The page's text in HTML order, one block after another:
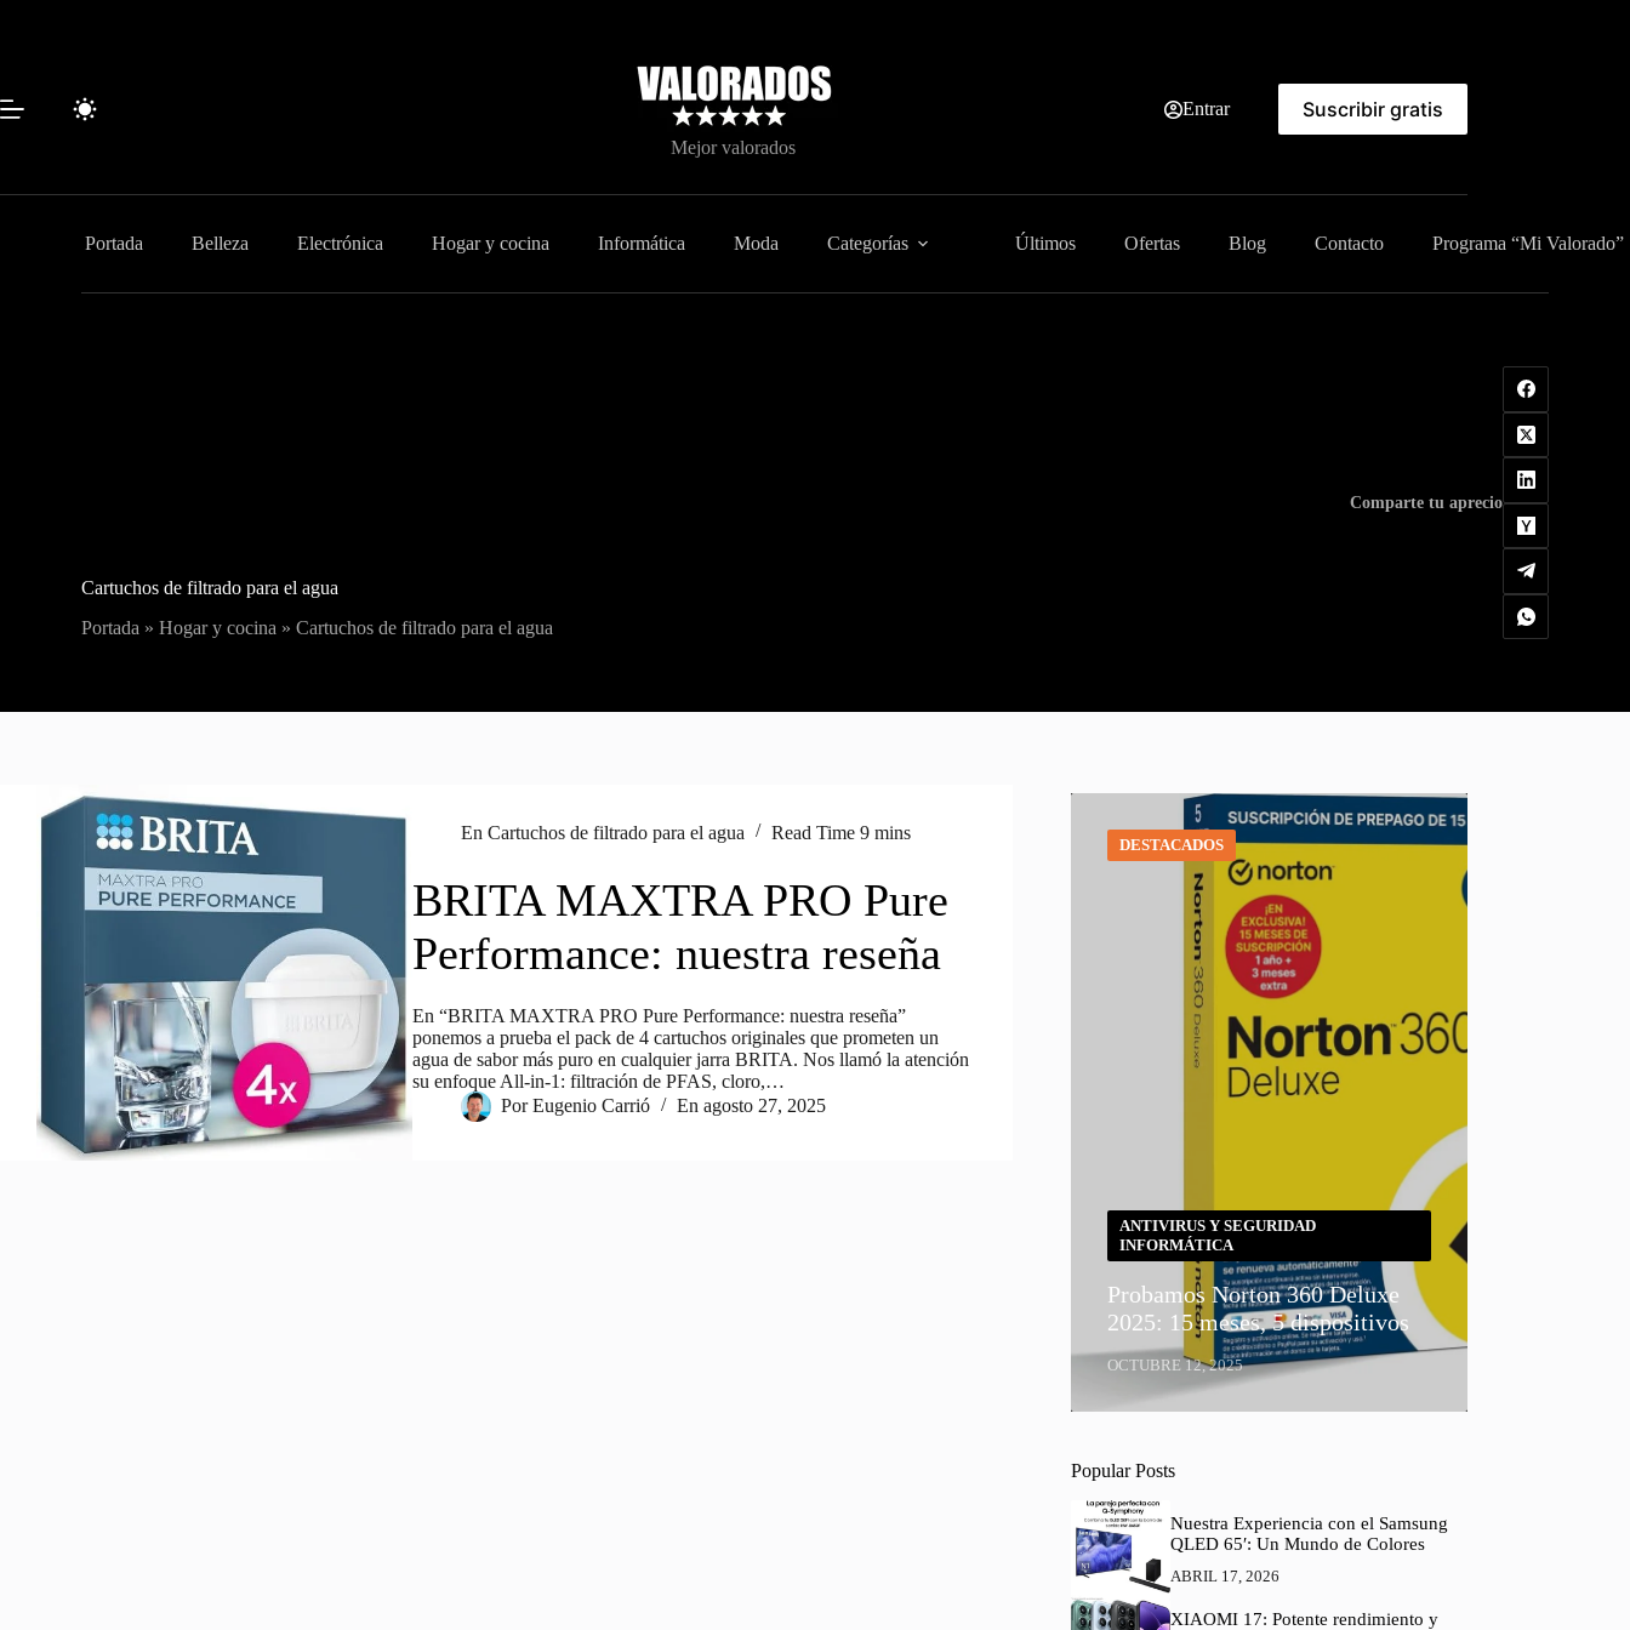
Mejor valorados
Entrar Suscribir gratis
Portada Belleza Electrónica Hogar y cocina Informática Moda Categorías Últimos Ofertas Blog Contacto Programa “Mi Valorado”
Cartuchos de filtrado para el agua
Portada »Hogar y cocina »Cartuchos de filtrado para el agua
Comparte tu aprecio
En Cartuchos de filtrado para el agua Read Time 9 mins
BRITA MAXTRA PRO Pure
Performance: nuestra reseña
En “BRITA MAXTRA PRO Pure Performance: nuestra reseña”
ponemos a prueba el pack de 4 cartuchos originales que prometen un
agua de sabor más puro en cualquier jarra BRITA. Nos llamó la atención
su enfoque All‑in‑1: filtración de PFAS, cloro,…
Por Eugenio Carrió En agosto 27, 2025
DESTACADOS
ANTIVIRUS Y SEGURIDAD
INFORMÁTICA
Probamos Norton 360 Deluxe
2025: 15 meses, 5 dispositivos
OCTUBRE 12, 2025
Popular Posts
Nuestra Experiencia con el Samsung
QLED 65′: Un Mundo de Colores
ABRIL 17, 2026
XIAOMI 17: Potente rendimiento y